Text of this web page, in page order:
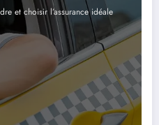
et choisir l’assurance idéale